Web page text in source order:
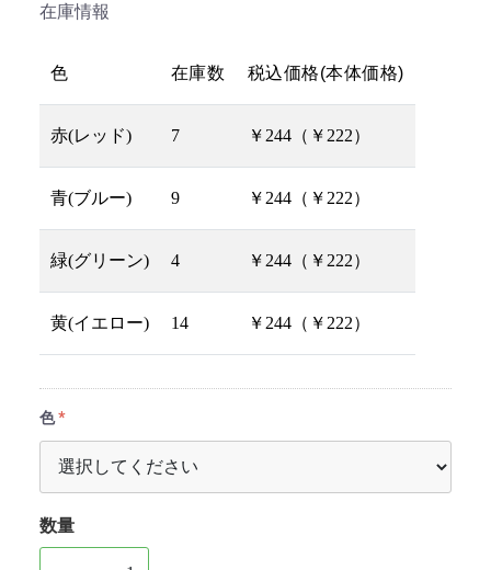
在庫情報
色 在庫数 税込価格(本体価格)
赤(レッド) 7 ￥244（￥222）
青(ブルー) 9 ￥244（￥222）
緑(グリーン) 4 ￥244（￥222）
黄(イエロー) 14 ￥244（￥222）
色
数量